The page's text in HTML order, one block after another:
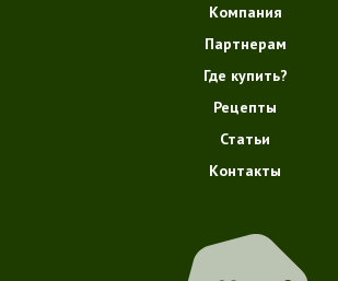
Компания
Партнерам
Где купить?
Рецепты
Статьи
Контакты